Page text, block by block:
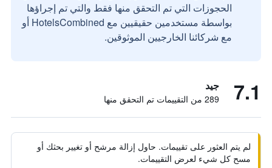
الحجوزات التي تم التحقق منها فقط والتي تم إجراؤها
بواسطة مستخدمين حقيقيين مع HotelsCombined أو
مع شركائنا الخارجيين الموثوقين.
7.1 جيد
289 من التقييمات تم التحقق منها
لم يتم العثور على تقييمات. حاول إزالة مرشح أو تغيير بحثك أو
مسح كل شيء لعرض التقييمات.